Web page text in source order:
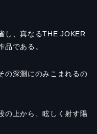
し、真なるTHE JOKER
である。
の深淵にのみこまれるの
の上から、眩しく射す陽